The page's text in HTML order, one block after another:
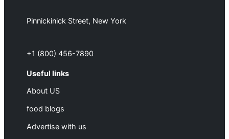
Pinnickinick Street, New York
+1 (800) 456-7890
Useful links
About US
food blogs
Advertise with us